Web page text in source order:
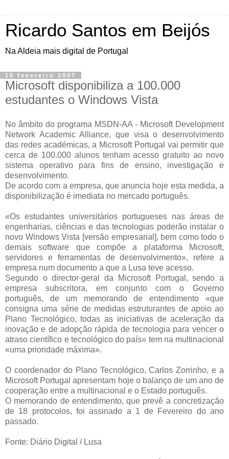
Ricardo Santos em Beijós
Na Aldeia mais digital de Portugal
16 fevereiro 2007
Microsoft disponibiliza a 100.000
estudantes o Windows Vista
No âmbito do programa MSDN-AA - Microsoft Development
Network Academic Alliance, que visa o desenvolvimento
das redes académicas, a Microsoft Portugal vai permitir que
cerca de 100.000 alunos tenham acesso gratuito ao novo
sistema operativo para fins de ensino, investigação e
desenvolvimento.
De acordo com a empresa, que anuncia hoje esta medida, a
disponibilização é imediata no mercado português.
«Os estudantes universitários portugueses nas áreas de
engenharias, ciências e das tecnologias poderão instalar o
novo Windows Vista [versão empresarial], bem como todo o
demais software que compõe a plataforma Microsoft,
servidores e ferramentas de desenvolvimento», refere a
empresa num documento a que a Lusa teve acesso.
Segundo o director-geral da Microsoft Portugal, sendo a
empresa subscritora, em conjunto com o Governo
português, de um memorando de entendimento «que
consigna uma série de medidas estruturantes de apoio ao
Plano Tecnológico, todas as iniciativas de aceleração da
inovação e de adopção rápida de tecnologia para vencer o
atraso científico e tecnológico do país» tem na multinacional
«uma prioridade máxima».
O coordenador do Plano Tecnológico, Carlos Zorrinho, e a
Microsoft Portugal apresentam hoje o balanço de um ano de
cooperação entre a multinacional e o Estado português.
O memorando de entendimento, que prevê a concretização
de 18 protocolos, foi assinado a 1 de Fevereiro do ano
passado.
Fonte: Diário Digital / Lusa